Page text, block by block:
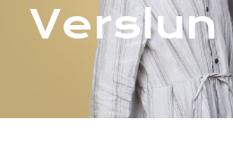
Verslun